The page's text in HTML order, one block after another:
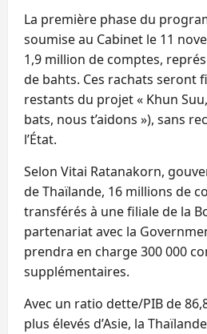
La première phase du
soumise au Cabinet le 11
1,9 million de comptes,
de bahts. Ces rachats seront
restants du projet « Khun
bats, nous t’aidons »), sans
l’État.
Selon Vitai Ratanakorn,
de Thaïlande, 16 millions de
transférés à une filiale de la
partenariat avec la
prendra en charge 300 000
supplémentaires.
Avec un ratio dette/PIB de
plus élevés d’Asie, la